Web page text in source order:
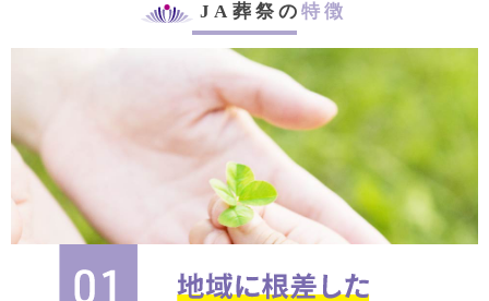
JA葬祭の特徴